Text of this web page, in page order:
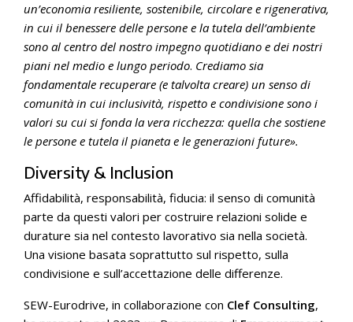
un’economia resiliente, sostenibile, circolare e rigenerativa,
in cui il benessere delle persone e la tutela dell’ambiente
sono al centro del nostro impegno quotidiano e dei nostri
piani nel medio e lungo periodo. Crediamo sia
fondamentale recuperare (e talvolta creare) un senso di
comunità in cui inclusività, rispetto e condivisione sono i
valori su cui si fonda la vera ricchezza: quella che sostiene
le persone e tutela il pianeta e le generazioni future».
Diversity & Inclusion
Affidabilità, responsabilità, fiducia: il senso di comunità
parte da questi valori per costruire relazioni solide e
durature sia nel contesto lavorativo sia nella società.
Una visione basata soprattutto sul rispetto, sulla
condivisione e sull’accettazione delle differenze.
SEW-Eurodrive, in collaborazione con Clef Consulting,